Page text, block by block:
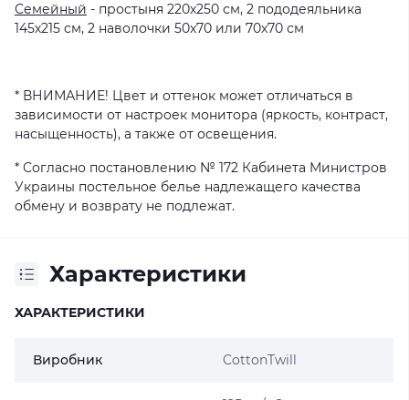
Семейный - простыня 220х250 см, 2 пододеяльника
145х215 см, 2 наволочки 50х70 или 70х70 см
* ВНИМАНИЕ! Цвет и оттенок может отличаться в
зависимости от настроек монитора (яркость, контраст,
насыщенность), а также от освещения.
* Согласно постановлению № 172 Кабинета Министров
Украины постельное белье надлежащего качества
обмену и возврату не подлежат.
Характеристики
ХАРАКТЕРИСТИКИ
Виробник CottonTwill